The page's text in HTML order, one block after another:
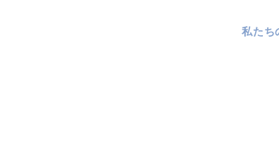
私たち